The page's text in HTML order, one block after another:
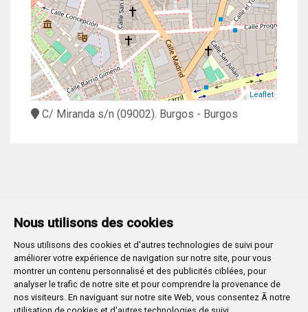
Nous utilisons des cookies
Nous utilisons des cookies et d'autres technologies de suivi pour
améliorer votre expérience de navigation sur notre site, pour vous
montrer un contenu personnalisé et des publicités ciblées, pour
analyser le trafic de notre site et pour comprendre la provenance de
nos visiteurs. En naviguant sur notre site Web, vous consentez Ã notre
Leaflet
C/ Miranda s/n (09002). Burgos - Burgos
Movilidad
Plaza Mayor,1- 09071BURGOS
947 288 800 CIF:P-0906100-C